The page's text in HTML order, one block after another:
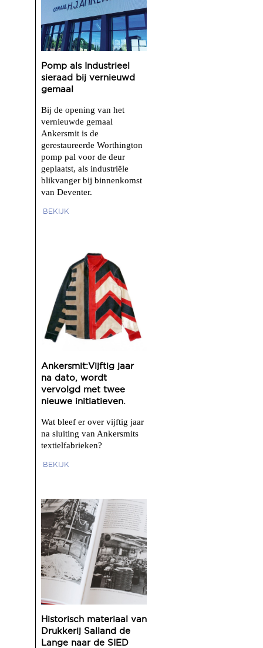
Pomp als Industrieel
sieraad bij vernieuwd
gemaal
Bij de opening van het
vernieuwde gemaal
Ankersmit is de
gerestaureerde Worthington
pomp pal voor de deur
geplaatst, als industriële
blikvanger bij binnenkomst
van Deventer.
BEKIJK
Ankersmit:Vijftig jaar
na dato, wordt
vervolgd met twee
nieuwe initiatieven.
Wat bleef er over vijftig jaar
na sluiting van Ankersmits
textielfabrieken?
BEKIJK
Historisch materiaal van
Drukkerij Salland de
Lange naar de SIED